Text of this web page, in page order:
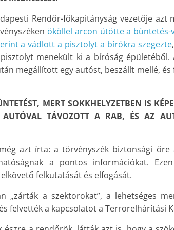
Rendőr-főkapitányság vezetője azt
ököllel arcon ütötte a
a vádlott a pisztolyt a bírókra szegezte
menekült ki a bíróság épületéből.
megállított egy autóst, beszállt mellé,
MERT SOKKHELYZETBEN IS
AUTÓVAL TÁVOZOTT A RAB, ÉS AZ
azt írta: a törvényszék biztonsági
a pontos információkat.
felkutatását és elfogását.
„zárták a szektorokat”, a lehetséges
felvették a kapcsolatot a Terrorelhárítási